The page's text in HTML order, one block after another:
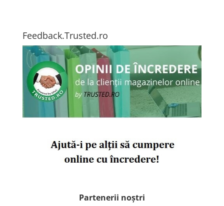
Feedback.Trusted.ro
Partenerii noștri